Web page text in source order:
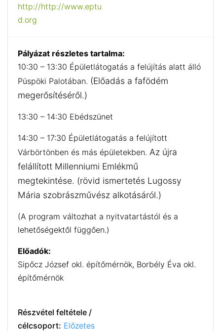
http://http://www.eptu
d.org
Pályázat részletes tartalma:
10:30 – 13:30 Épületlátogatás a felújítás alatt álló
Püspöki Palotában. (Előadás a fafödém
megerősítéséről.)
13:30 – 14:30 Ebédszünet
14:30 – 17:30 Épületlátogatás a felújított
Várbörtönben és más épületekben. Az újra
felállított Millenniumi Emlékmű
megtekintése. (rövid ismertetés Lugossy
Mária szobrászművész alkotásáról.)
(A program változhat a nyitvatartástól és a
lehetőségektől függően.)
Előadók:
Sipőcz József okl. építőmérnök, Borbély Éva okl.
építőmérnök
Részvétel feltétele /
célcsoport: Előzetes